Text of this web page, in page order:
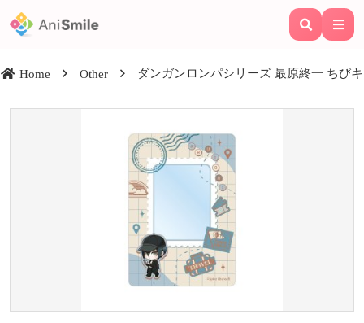
Home Other ダンガンロンパシリーズ 最原終一 ちび